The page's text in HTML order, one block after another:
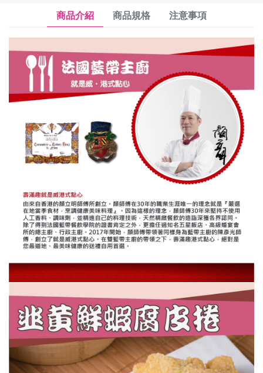
商品介紹 商品規格 注意事項